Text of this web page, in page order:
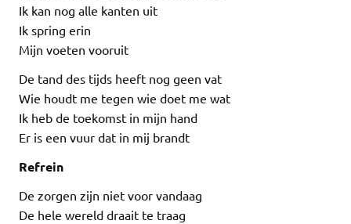
Ik kan nog alle kanten uit
Ik spring erin
Mijn voeten vooruit
De tand des tijds heeft nog geen vat
Wie houdt me tegen wie doet me wat
Ik heb de toekomst in mijn hand
Er is een vuur dat in mij brandt
Refrein
De zorgen zijn niet voor vandaag
De hele wereld draait te traag